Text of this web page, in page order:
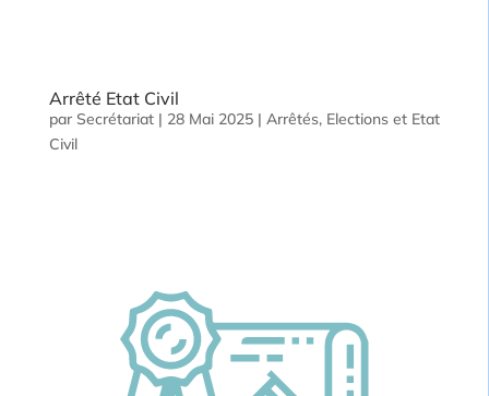
Arrêté Etat Civil
par Secrétariat| 28 Mai 2025| Arrêtés, Elections et Etat
Civil